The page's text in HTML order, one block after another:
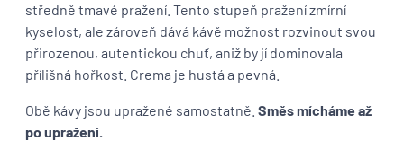
středně tmavé pražení. Tento stupeň pražení zmírní
kyselost, ale zároveň dává kávě možnost rozvinout svou
přirozenou, autentickou chuť, aniž by jí dominovala
přílišná hořkost. Crema je hustá a pevná.
Obě kávy jsou upražené samostatně. Směs mícháme až
po upražení.